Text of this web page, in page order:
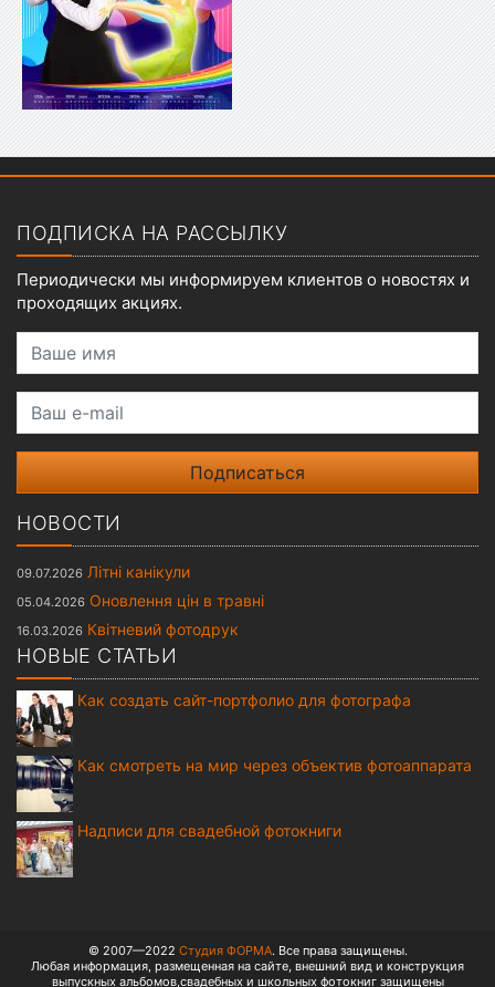
ПОДПИСКА НА РАССЫЛКУ
Периодически мы информируем клиентов о новостях и
проходящих акциях.
Ваше имя
Ваш e-mail
НОВОСТИ
09.07.2026 Літні канікули
05.04.2026 Оновлення цін в травні
16.03.2026 Квітневий фотодрук
НОВЫЕ СТАТЬИ
Как создать сайт-портфолио для фотографа
Как смотреть на мир через объектив фотоаппарата
Надписи для свадебной фотокниги
© 2007—2022 Студия ФОРМА. Все права защищены.
Любая информация, размещенная на сайте, внешний вид и конструкция
выпускных альбомов,свадебных и школьных фотокниг защищены